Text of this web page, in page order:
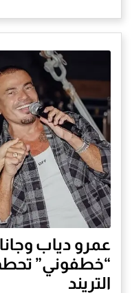
عمرو دياب
“خطفوني” تحطم
التريند